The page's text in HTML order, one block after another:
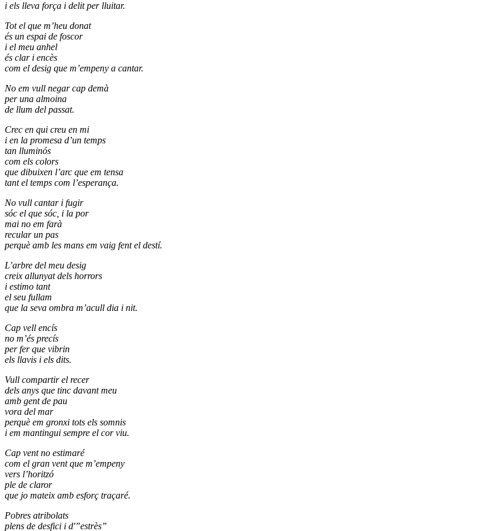
i els lleva força i delit per lluitar.
Tot el que m’heu donat
és un espai de foscor
i el meu anhel
és clar i encès
com el desig que m’empeny a cantar.
No em vull negar cap demà
per una almoina
de llum del passat.
Crec en qui creu en mi
i en la promesa d’un temps
tan lluminós
com els colors
que dibuixen l’arc que em tensa
tant el temps com l’esperança.
No vull cantar i fugir
sóc el que sóc, i la por
mai no em farà
recular un pas
perquè amb les mans em vaig fent el destí.
L’arbre del meu desig
creix allunyat dels horrors
i estimo tant
el seu fullam
que la seva ombra m’acull dia i nit.
Cap vell encís
no m’és precís
per fer que vibrin
els llavis i els dits.
Vull compartir el recer
dels anys que tinc davant meu
amb gent de pau
vora del mar
perquè em gronxi tots els somnis
i em mantingui sempre el cor viu.
Cap vent no estimaré
com el gran vent que m’empeny
vers l’horitzó
ple de claror
que jo mateix amb esforç traçaré.
Pobres atribolats
plens de desfici i d'”estrès”